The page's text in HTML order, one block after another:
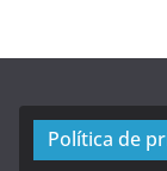
Política de